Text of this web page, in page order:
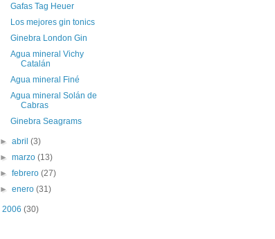
Gafas Tag Heuer
Los mejores gin tonics
Ginebra London Gin
Agua mineral Vichy
Catalán
Agua mineral Finé
Agua mineral Solán de
Cabras
Ginebra Seagrams
►abril(3)
►marzo(13)
►febrero(27)
►enero(31)
2006 (30)